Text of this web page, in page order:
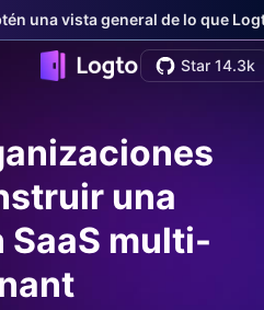
una vista general de lo que
Star 14.3k
una
multi-